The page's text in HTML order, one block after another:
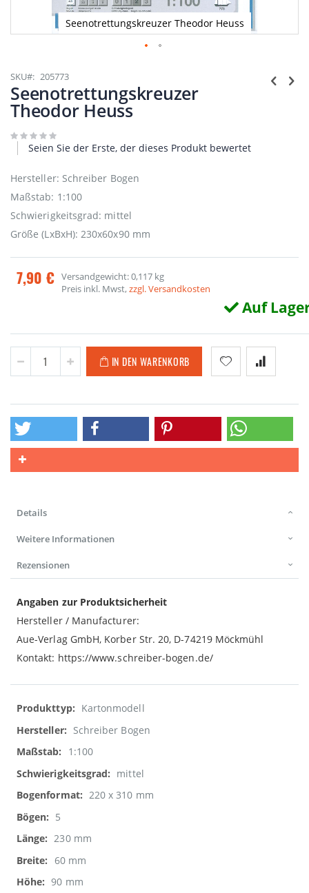
Seenotrettungskreuzer Theodor Heuss
Anfang
der
Bildgalerie
springen
SKU 205773
Seenotrettungskreuzer
Theodor Heuss
Seien Sie der Erste, der dieses Produkt bewertet
Hersteller: Schreiber Bogen
Maßstab: 1:100
Schwierigkeitsgrad: mittel
Größe (LxBxH): 230x60x90 mm
7,90 € Versandgewicht: 0,117 kg
Preis inkl. Mwst,zzgl. Versandkosten
Auf
IN DEN WARENKORB
Details
Weitere Informationen
Rezensionen
Angaben zur Produktsicherheit
Hersteller / Manufacturer:
Aue-Verlag GmbH, Korber Str. 20, D-74219 Möckmühl
Kontakt: https://www.schreiber-bogen.de/
Weitere
Informationen
Kartonmodell
Schreiber Bogen
1:100
mittel
220 x 310 mm
5
230 mm
60 mm
90 mm